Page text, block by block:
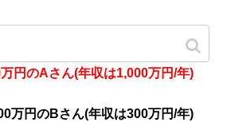
比較します。
円のAさん(年収は1,000万円/年)
万円のBさん(年収は300万円/年)